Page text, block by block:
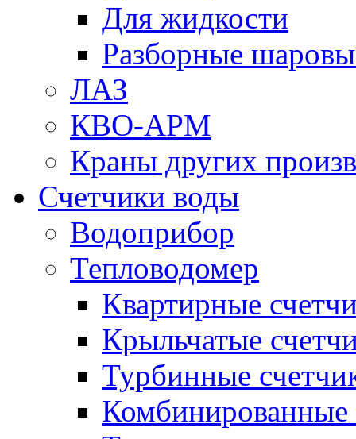
Для жидкости
Разборные
ЛАЗ
КВО-АРМ
Краны других
Счетчики воды
Водоприбор
Тепловодомер
Квартирные
Крыльчатые
Турбинные
Комбинированные